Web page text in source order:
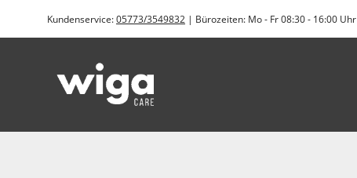
Kundenservice:05773/3549832 | Bürozeiten: Mo - Fr 08:30 - 16:00 Uhr